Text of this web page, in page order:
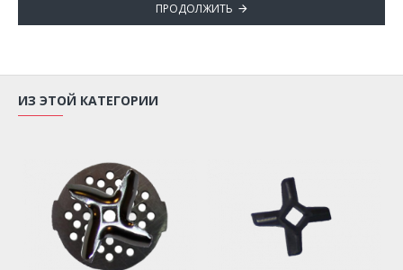
ПРОДОЛЖИТЬ
ИЗ ЭТОЙ КАТЕГОРИИ